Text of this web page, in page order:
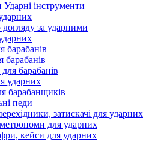
Ударні інструменти
за ударними
барабанів
барабанів
барабанів
ударних
барабанщиків
педи
затискачі для ударних
для ударних
кейси для ударних